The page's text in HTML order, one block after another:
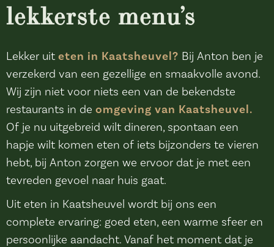
lekkerste menu’s
Lekker uit eten in Kaatsheuvel? Bij Anton ben je
verzekerd van een gezellige en smaakvolle avond.
Wij zijn niet voor niets een van de bekendste
restaurants in de omgeving van Kaatsheuvel.
Of je nu uitgebreid wilt dineren, spontaan een
hapje wilt komen eten of iets bijzonders te vieren
hebt, bij Anton zorgen we ervoor dat je met een
tevreden gevoel naar huis gaat.
Uit eten in Kaatsheuvel wordt bij ons een
complete ervaring: goed eten, een warme sfeer en
persoonlijke aandacht. Vanaf het moment dat je